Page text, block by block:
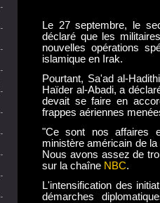
Le 27 septembre, le
déclaré que les
nouvelles opérations
islamique en Irak.
Pourtant, Sa'ad al-
Haïder al-Abadi, a
devait se faire en
frappes aériennes
"Ce sont nos affaires
ministère américain de
Nous avons assez de
sur la chaîne NBC.
L'intensification des
démarches